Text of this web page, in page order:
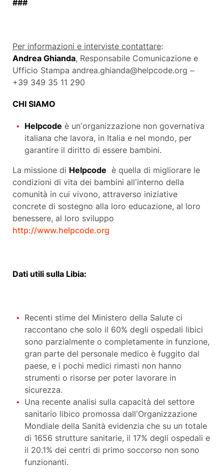
###
Per informazioni e interviste contattare:
Andrea Ghianda, Responsabile Comunicazione e
Ufficio Stampa andrea.ghianda@helpcode.org –
+39 349 35 11 290
CHI SIAMO
Helpcode è un’organizzazione non governativa
italiana che lavora, in Italia e nel mondo, per
garantire il diritto di essere bambini.
La missione di Helpcode è quella di migliorare le
condizioni di vita dei bambini all’interno della
comunità in cui vivono, attraverso iniziative
concrete di sostegno alla loro educazione, al loro
benessere, al loro sviluppo
http://www.helpcode.org
Dati utili sulla Libia:
Recenti stime del Ministero della Salute ci
raccontano che solo il 60% degli ospedali libici
sono parzialmente o completamente in funzione,
gran parte del personale medico è fuggito dal
paese, e i pochi medici rimasti non hanno
strumenti o risorse per poter lavorare in
sicurezza.
Una recente analisi sulla capacità del settore
sanitario libico promossa dall’Organizzazione
Mondiale della Sanità evidenzia che su un totale
di 1656 strutture sanitarie, il 17% degli ospedali e
il 20.1% dei centri di primo soccorso non sono
funzionanti.